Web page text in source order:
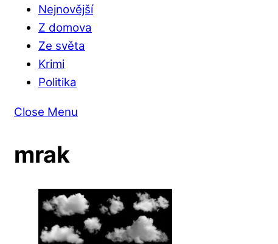
Nejnovější
Z domova
Ze světa
Krimi
Politika
Close Menu
mrak